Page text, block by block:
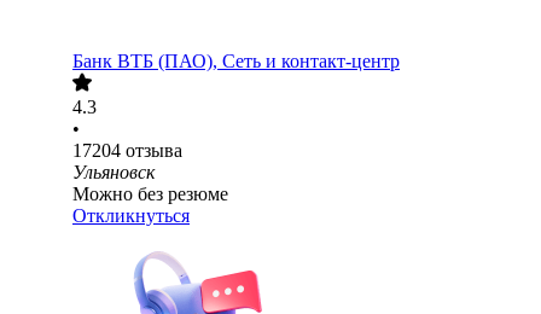
Банк ВТБ (ПАО), Сеть и контакт-центр
4.3
•
17204 отзыва
Ульяновск
Можно без резюме
Откликнуться